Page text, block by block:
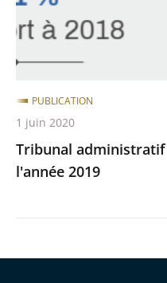
l'année
2019
Tribunal
l'année 2019
PUBLICATION
1 juin 2020